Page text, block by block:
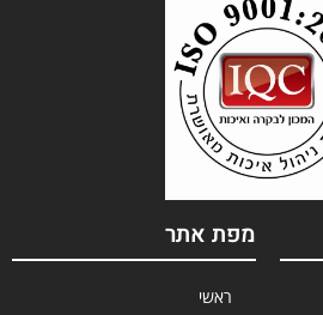
מפת אתר
ראשי